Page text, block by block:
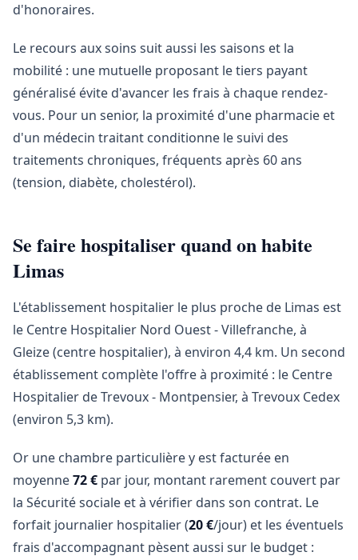
d'honoraires.
Le recours aux soins suit aussi les saisons et la
mobilité : une mutuelle proposant le tiers payant
généralisé évite d'avancer les frais à chaque rendez-
vous. Pour un senior, la proximité d'une pharmacie et
d'un médecin traitant conditionne le suivi des
traitements chroniques, fréquents après 60 ans
(tension, diabète, cholestérol).
Se faire hospitaliser quand on habite
Limas
L'établissement hospitalier le plus proche de Limas est
le Centre Hospitalier Nord Ouest - Villefranche, à
Gleize (centre hospitalier), à environ 4,4 km. Un second
établissement complète l'offre à proximité : le Centre
Hospitalier de Trevoux - Montpensier, à Trevoux Cedex
(environ 5,3 km).
Or une chambre particulière y est facturée en
moyenne72 € par jour, montant rarement couvert par
la Sécurité sociale et à vérifier dans son contrat. Le
forfait journalier hospitalier (20 €/jour) et les éventuels
frais d'accompagnant pèsent aussi sur le budget :